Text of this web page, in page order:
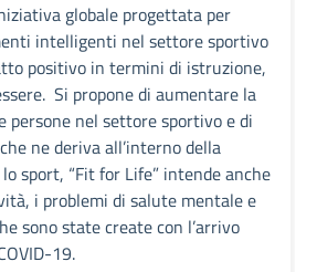
globale progettata per
intelligenti nel settore sportivo
positivo in termini di istruzione,
Si propone di aumentare la
persone nel settore sportivo e di
ne deriva all’interno della
sport, “Fit for Life” intende anche
i problemi di salute mentale e
sono state create con l’arrivo
19.